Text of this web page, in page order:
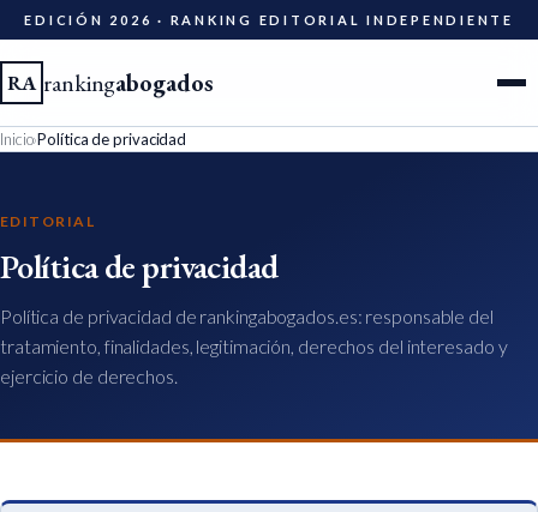
EDICIÓN 2026 · RANKING EDITORIAL INDEPENDIENTE
RA rankingabogados
Ciudades
Especialidades
Ser evaluado
Inicio›Política de privacidad
EDITORIAL
Política de privacidad
Política de privacidad de rankingabogados.es: responsable del
tratamiento, finalidades, legitimación, derechos del interesado y
ejercicio de derechos.